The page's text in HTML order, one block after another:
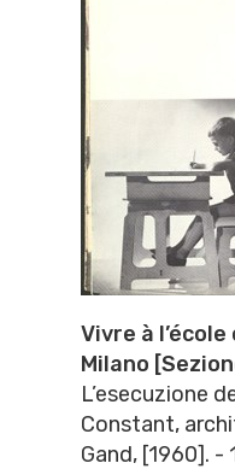
Vivre à
Milano
L’esecuzione
Constant,
Gand, [1960]. -